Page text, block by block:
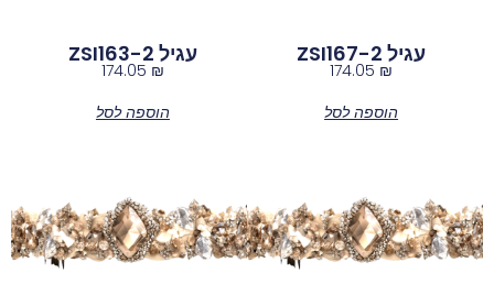
עגיל ZSI167-2
174.05 ₪
הוספה לסל
עגיל ZSI163-2
174.05 ₪
הוספה לסל